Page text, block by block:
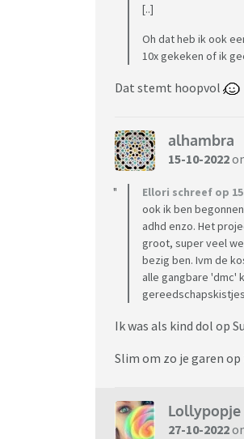
[..]
Oh dat heb ik ook
10x gekeken of ik
Dat stemt hoopvol
alhambra
15-10-2022
Ellori schreef op
ook ik ben
adhd enzo. Het
groot, super veel
bezig ben. Ivm de
alle gangbare 'dmc'
Ik was als kind dol op
Slim om zo je garen
Lollypopje
27-10-2022